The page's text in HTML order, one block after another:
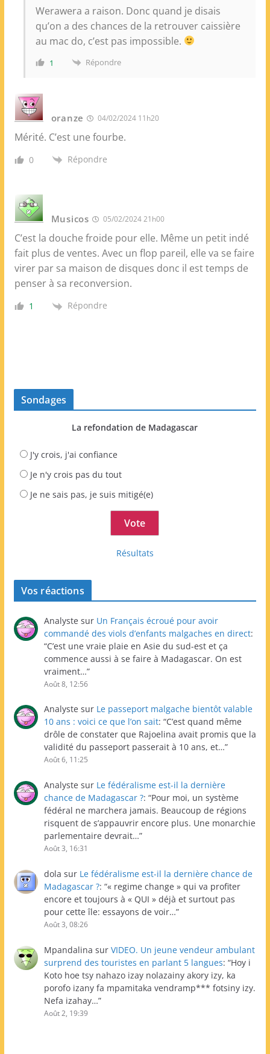
Werawera a raison. Donc quand je disais
qu’on a des chances de la retrouver caissière
au mac do, c’est pas impossible.
1 Répondre
oranze 04/02/2024 11h20
Mérité. C’est une fourbe.
0 Répondre
Musicos 05/02/2024 21h00
C’est la douche froide pour elle. Même un petit indé
fait plus de ventes. Avec un flop pareil, elle va se faire
virer par sa maison de disques donc il est temps de
penser à sa reconversion.
1 Répondre
Sondages
La refondation de Madagascar
J'y crois, j'ai confiance
Je n'y crois pas du tout
Je ne sais pas, je suis mitigé(e)
Résultats
Vos réactions
Analyste sur Un Français écroué pour avoir
commandé des viols d’enfants malgaches en direct:
“C’est une vraie plaie en Asie du sud-est et ça
commence aussi à se faire à Madagascar. On est
vraiment…”
Août 8, 12:56
Analyste sur Le passeport malgache bientôt valable
10 ans : voici ce que l’on sait: “C’est quand même
drôle de constater que Rajoelina avait promis que la
validité du passeport passerait à 10 ans, et…”
Août 6, 11:25
Analyste sur Le fédéralisme est-il la dernière
chance de Madagascar ?: “Pour moi, un système
fédéral ne marchera jamais. Beaucoup de régions
risquent de s’appauvrir encore plus. Une monarchie
parlementaire devrait…”
Août 3, 16:31
dola sur Le fédéralisme est-il la dernière chance de
Madagascar ?: “« regime change » qui va profiter
encore et toujours à « QUI » déjà et surtout pas
pour cette île: essayons de voir…”
Août 3, 08:26
Mpandalina sur VIDEO. Un jeune vendeur ambulant
surprend des touristes en parlant 5 langues: “Hoy i
Koto hoe tsy nahazo izay nolazainy akory izy, ka
porofo izany fa mpamitaka vendramp*** fotsiny izy.
Nefa izahay…”
Août 2, 19:39